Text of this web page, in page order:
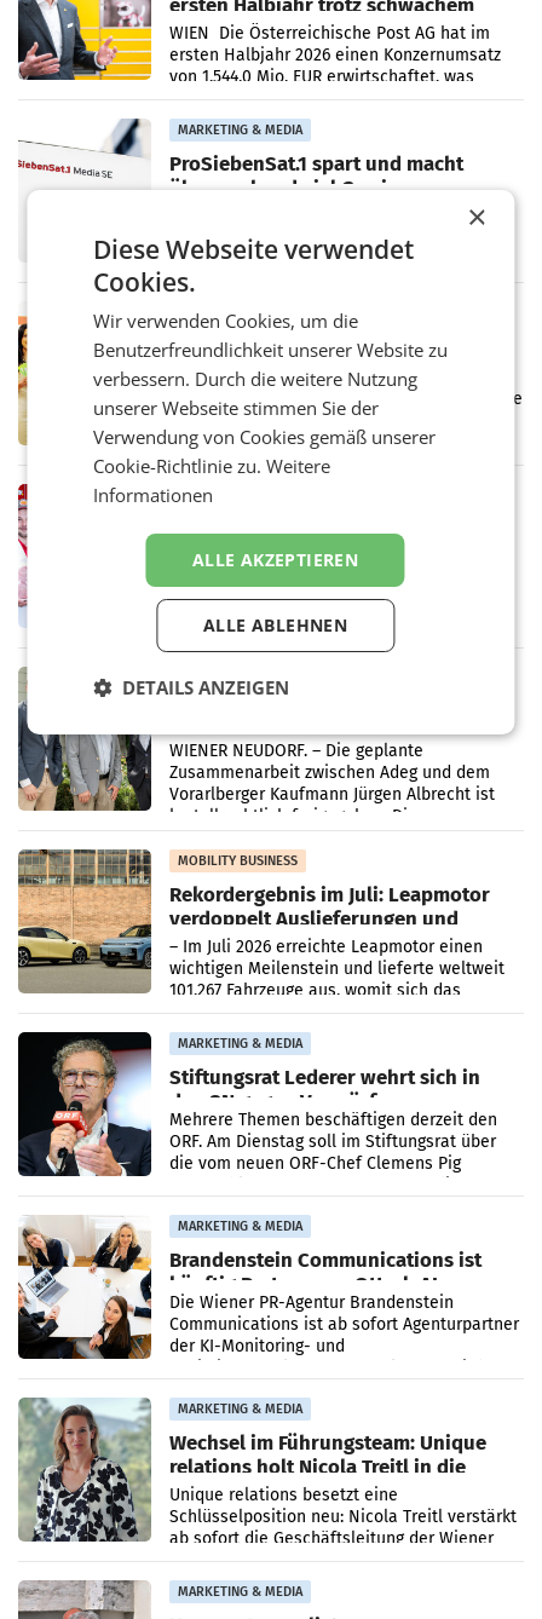
ersten Halbjahr trotz schwachem
Briefgeschäft
WIEN Die Österreichische Post AG hat im
ersten Halbjahr 2026 einen Konzernumsatz
von 1.544,0 Mio. EUR erwirtschaftet, was
einem Plus von 3,8 Prozent gegenüber dem
Vergleichszeitraum
MARKETING & MEDIA
ProSiebenSat.1 spart und macht
überraschend viel Gewinn
UNTERFÖHRING/MAILAND/AMSTERDAM. Der
Frühjahr dank Kostensenkungen operativ
Markterwartung deutlich übertroffen.
RETAIL
Eine Bühne für Zirkularität: ARA und
Müller informieren am POS über
Kreislauffähigkeit
Über den gesamten August hinweg rücken die
Altstoff Recycling Austria AG (ARA) und der
Handelskonzern Müller die Initiative
„Kreislauf-Helden“ in allen österreichischen
RETAIL
Penny modernisiert zwei Filialen in
Ober- und Niederösterreich
WIENER NEUDORF. – Im Rahmen einer
laufenden Modernisierungsoffensive
erneuert Penny zwei Filialen in Nieder- und
Oberösterreich. Die beiden Standorte liegen
in Haag sowie im rund
RETAIL
Albrecht setzt ab 1.1.2027 auf Adeg
WIENER NEUDORF. – Die geplante
Zusammenarbeit zwischen Adeg und dem
Vorarlberger Kaufmann Jürgen Albrecht ist
kartellrechtlich freigegeben: Die
Bundeswettbewerbsbehörde und der
Bundeskartellanwalt
MOBILITY BUSINESS
Rekordergebnis im Juli: Leapmotor
verdoppelt Auslieferungen und
überschreitet die 100.000er-Marke
– Im Juli 2026 erreichte Leapmotor einen
wichtigen Meilenstein und lieferte weltweit
101.267 Fahrzeuge aus, womit sich das
Ergebnis gegenüber Juli 2025 mehr als
verdoppelte (+102
MARKETING & MEDIA
Stiftungsrat Lederer wehrt sich in
den SN gegen Vorwürfe
Mehrere Themen beschäftigen derzeit den
ORF. Am Dienstag soll im Stiftungsrat über
die vom neuen ORF-Chef Clemens Pig
MARKETING & MEDIA
Brandenstein Communications ist
künftig Partner von OtterlyAI
Die Wiener PR-Agentur Brandenstein
Communications ist ab sofort Agenturpartner
der KI-Monitoring- und
MARKETING & MEDIA
Wechsel im Führungsteam: Unique
relations holt Nicola Treitl in die
Geschäftsleitung
Unique relations besetzt eine
Schlüsselposition neu: Nicola Treitl verstärkt
ab sofort die Geschäftsleitung der Wiener
PR-Agentur an der Seite von Josef Kalina und
Anna Kalina-Mahr.
MARKETING & MEDIA
×
Diese Webseite verwendet
Cookies.
Wir verwenden Cookies, um die
Benutzerfreundlichkeit unserer Website zu
verbessern. Durch die weitere Nutzung
unserer Webseite stimmen Sie der
Verwendung von Cookies gemäß unserer
Cookie-Richtlinie zu.Weitere
Informationen
ALLE AKZEPTIEREN
ALLE ABLEHNEN
DETAILS ANZEIGEN